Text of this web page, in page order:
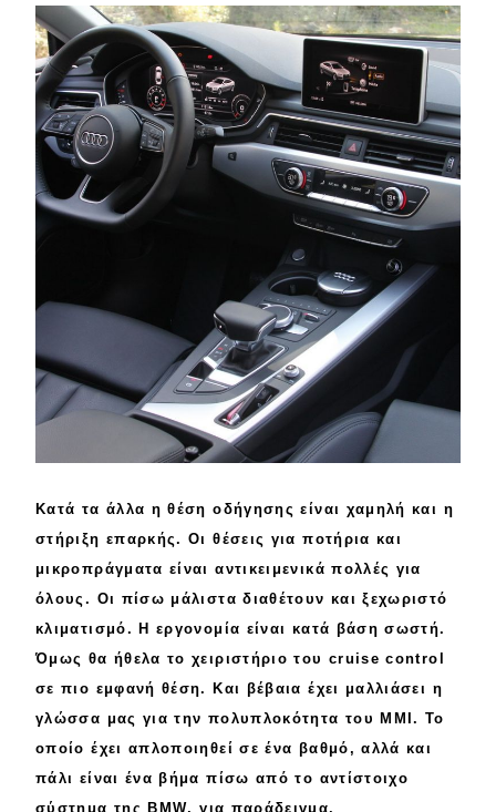
Κατά τα άλλα ηθέση οδήγησης είναι χαμηλή και η
στήριξη επαρκής. Οι θέσεις για ποτήρια και
μικροπράγματαείναι αντικειμενικά πολλές για
όλους. Οι πίσω μάλιστα διαθέτουν καιξεχωριστό
κλιματισμό. Ηεργονομία είναι κατά βάση σωστή.
Όμως θα ήθελα το χειριστήριο του cruise control
σε πιο εμφανή θέση. Και βέβαια έχει μαλλιάσει η
γλώσσα μας για την πολυπλοκότητα του MMI. Το
οποίο έχει απλοποιηθείσε ένα βαθμό, αλλά και
πάλι είναι έναβήμα πίσω από το αντίστοιχο
σύστημα τηςBMW, για παράδειγμα.